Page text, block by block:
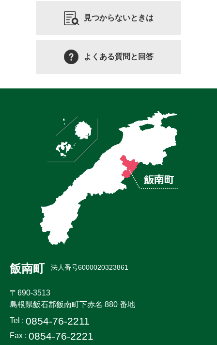
見つからないときは
よくある質問と回答
飯南町 法人番号6000020323861
〒690-3513
島根県飯石郡飯南町下赤名 880 番地
Tel : 0854-76-2211
Fax : 0854-76-2221